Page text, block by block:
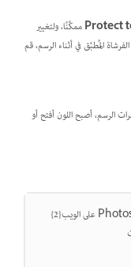
Protectممكَّنًا، ولتغيير
المُطبَّق في أثناء الرسم، قم
الرسم، أصبح اللون أفتح أو
{1}جرّب أحدث إصدار من Photoshop على الويب{2}